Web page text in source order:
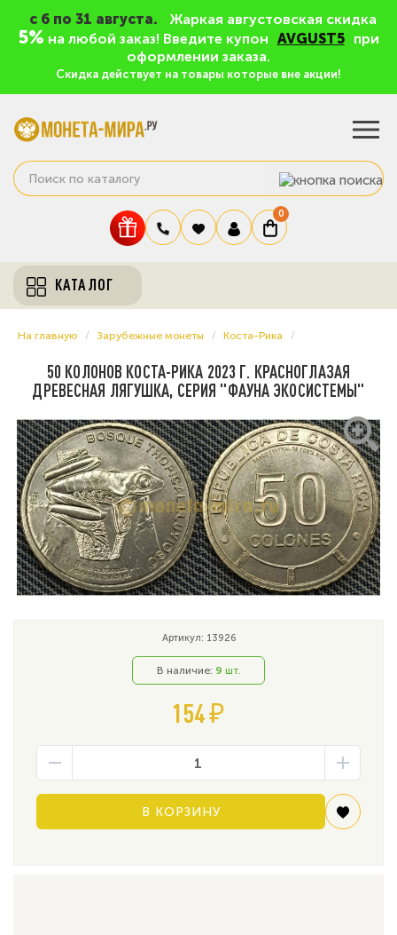
c 6 по 31 августа. Жаркая августовская скидка
5% на любой заказ! Введите купон AVGUST5
при
оформлении заказа.
Скидка действует на товары которые вне акции!
0
КАТАЛОГ
На главную Зарубежные монеты Коста-Рика
50 КОЛОНОВ КОСТА-РИКА 2023 Г. КРАСНОГЛАЗАЯ
ДРЕВЕСНАЯ ЛЯГУШКА, СЕРИЯ "ФАУНА ЭКОСИСТЕМЫ"
Артикул: 13926
В наличие: 9 шт.
154 ₽
В КОРЗИНУ